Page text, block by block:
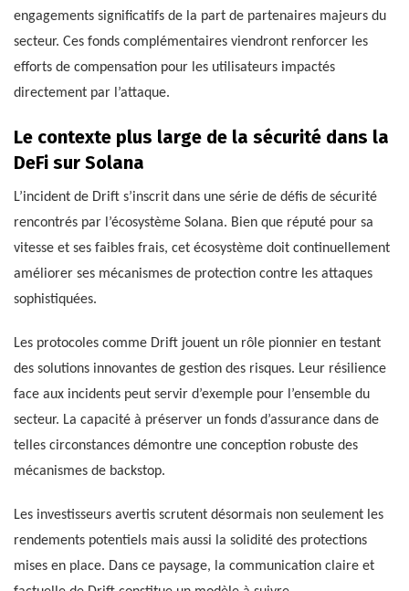
engagements significatifs de la part de partenaires majeurs du
secteur. Ces fonds complémentaires viendront renforcer les
efforts de compensation pour les utilisateurs impactés
directement par l’attaque.
Le contexte plus large de la sécurité dans la
DeFi sur Solana
L’incident de Drift s’inscrit dans une série de défis de sécurité
rencontrés par l’écosystème Solana. Bien que réputé pour sa
vitesse et ses faibles frais, cet écosystème doit continuellement
améliorer ses mécanismes de protection contre les attaques
sophistiquées.
Les protocoles comme Drift jouent un rôle pionnier en testant
des solutions innovantes de gestion des risques. Leur résilience
face aux incidents peut servir d’exemple pour l’ensemble du
secteur. La capacité à préserver un fonds d’assurance dans de
telles circonstances démontre une conception robuste des
mécanismes de backstop.
Les investisseurs avertis scrutent désormais non seulement les
rendements potentiels mais aussi la solidité des protections
mises en place. Dans ce paysage, la communication claire et